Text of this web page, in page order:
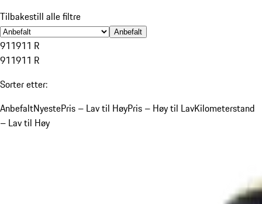
Tilbakestill alle filtre
Anbefalt
911911 R
911911 R
Sorter etter:
AnbefaltNyestePris – Lav til HøyPris – Høy til LavKilometerstand
– Lav til Høy